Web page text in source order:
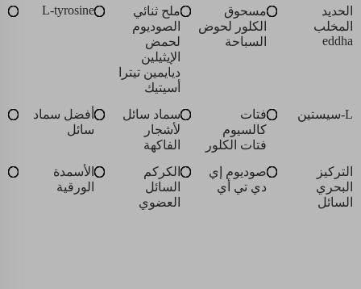
الحديد
المخلب
eddha
مسحوق
الكلور لحوض
السباحة
ملح ثنائي
الصوديوم
لحمض
الإيثيلين
ديايمين تيترا
أسيتيك
L-tyrosine
L-سيستين
فتات
كالسيوم
فتات الكلور
سماد سائل
لأشجار
الفاكهة
أفضل سماد
سائل
التركيز
البحري
السائل
صوديوم إي
دي تي أي
الكركم
السائل
العضوي
الأسمدة
الورقية